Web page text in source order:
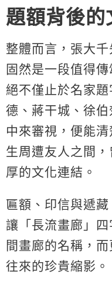
題額背後
整體而言，張大
固然是一段值得
絕不僅止於名家
德、蔣干城、徐
中來審視，便能
生周遭友人之間
厚的文化連結。
匾額、印信與遞
讓「長流畫廊」
間畫廊的名稱，
往來的珍貴縮影。